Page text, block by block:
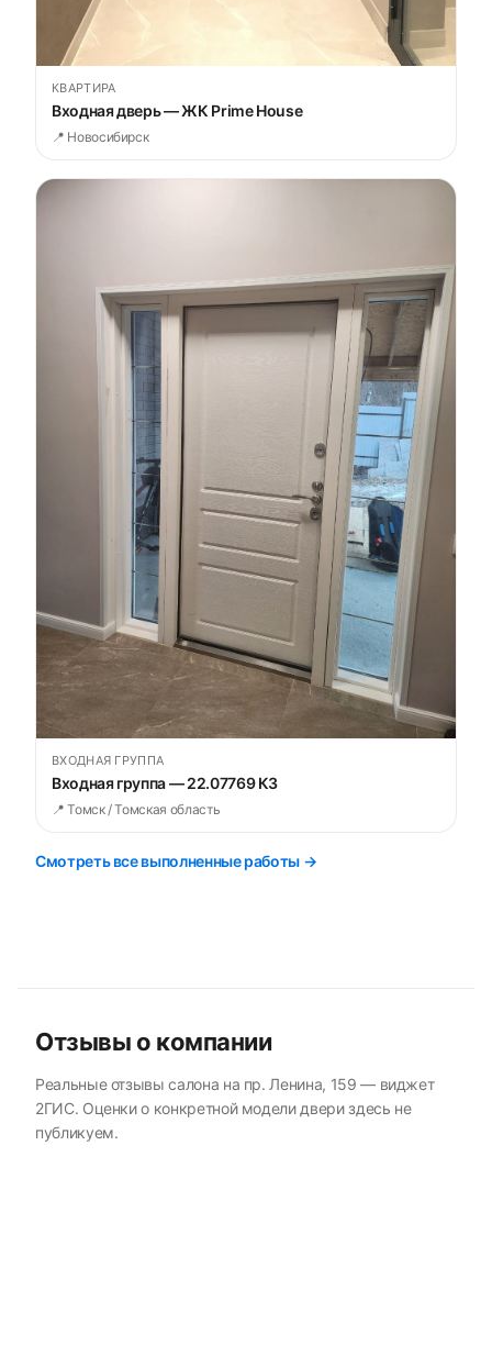
КВАРТИРА
Входная дверь — ЖК Prime House
📍 Новосибирск
ВХОДНАЯ ГРУППА
Входная группа — 22.07769 К3
📍 Томск / Томская область
Смотреть все выполненные работы →
Отзывы о компании
Реальные отзывы салона на пр. Ленина, 159 — виджет
2ГИС. Оценки о конкретной модели двери здесь не
публикуем.